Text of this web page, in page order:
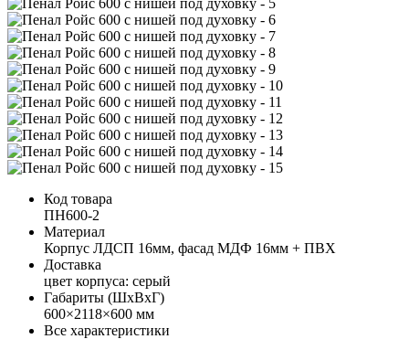
Код товара
ПН600-2
Материал
Корпус ЛДСП 16мм, фасад МДФ 16мм + ПВХ
Доставка
цвет корпуса: серый
Габариты (ШхВхГ)
600×2118×600 мм
Все характеристики